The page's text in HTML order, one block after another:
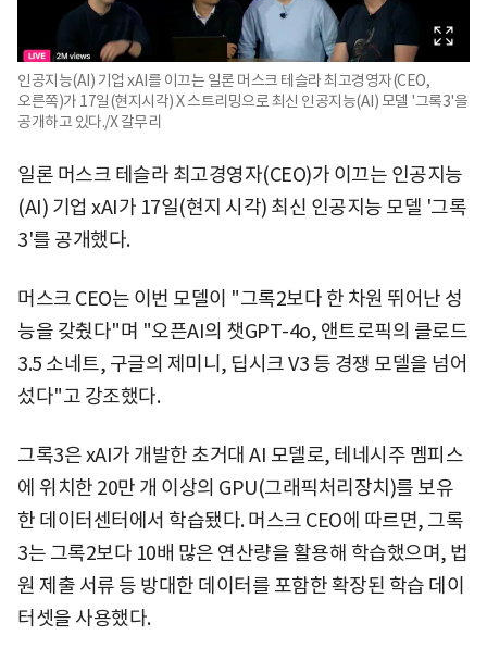
인공지능(AI) 기업 xAI를 이끄는 일론 머스크 테슬라 최고경영자(CEO,
오른쪽)가 17일(현지시각) X 스트리밍으로 최신 인공지능(AI) 모델 '그록3'을
공개하고 있다./X 갈무리
일론 머스크 테슬라 최고경영자(CEO)가 이끄는 인공지능
(AI) 기업 xAI가 17일(현지 시각) 최신 인공지능 모델 '그록
3'를 공개했다.
머스크 CEO는 이번 모델이 "그록2보다 한 차원 뛰어난 성
능을 갖췄다"며 "오픈AI의 챗GPT-4o, 앤트로픽의 클로드
3.5 소네트, 구글의 제미니, 딥시크 V3 등 경쟁 모델을 넘어
섰다"고 강조했다.
그록3은 xAI가 개발한 초거대 AI 모델로, 테네시주 멤피스
에 위치한 20만 개 이상의 GPU(그래픽처리장치)를 보유
한 데이터센터에서 학습됐다. 머스크 CEO에 따르면, 그록
3는 그록2보다 10배 많은 연산량을 활용해 학습했으며, 법
원 제출 서류 등 방대한 데이터를 포함한 확장된 학습 데이
터셋을 사용했다.